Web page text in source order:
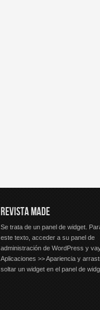
REVISTA MADE
Se trata de un panel de widget.
este texto, acceder a su panel de
administración de WordPress y
Aplicaciones >> Apariencia y
soltar un widget en el panel de